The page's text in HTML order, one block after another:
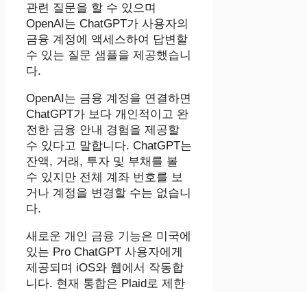
관련 질문을 할 수 있으며
OpenAI는 ChatGPT가 사용자의
금융 계정에 액세스하여 답변할
수 있는 질문 샘플을 제공했습니
다.
OpenAI는 금융 계정을 연결하면
ChatGPT가 보다 개인적이고 완
전한 금융 안내 경험을 제공할
수 있다고 말합니다. ChatGPT는
잔액, 거래, 투자 및 부채를 볼
수 있지만 전체 계좌 번호를 보
거나 계정을 변경할 수는 없습니
다.
새로운 개인 금융 기능은 미국에
있는 Pro ChatGPT 사용자에게
제공되며 iOS와 웹에서 작동합
니다. 현재 통합은 Plaid로 제한